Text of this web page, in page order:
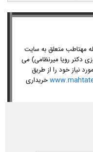
مهتاطب متعلق به سایت
دکتر رویا میرنظامی) می
نیاز خود را از طریق
خریداری
کامل و دقیق مطالعه کنید.